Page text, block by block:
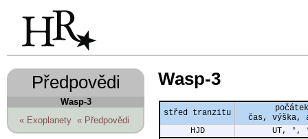
Předpovědi
Wasp-3
« Exoplanety « Předpovědi
Wasp-3
střed tranzitu
počátek
čas, výška,
HJD
UT, °,